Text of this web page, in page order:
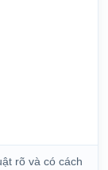
rõ và có cách